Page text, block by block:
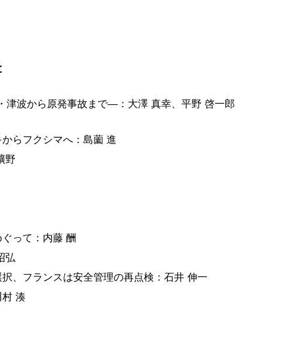
津波から原発事故まで―：大澤 真幸、平野 啓一郎
らフクシマへ：島薗 進
野
って：内藤 酬
弘
、フランスは安全管理の再点検：石井 伸一
湊